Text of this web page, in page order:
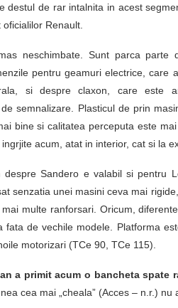
destul de rar intalnita in acest
Renault.
neschimbate. Sunt parca parte
pentru geamuri electrice, care
si despre claxon, care este
semnalizare. Plasticul de prin
bine si calitatea perceputa este
acum, atat in interior, cat si la
Sandero e valabil si pentru
senzatia unei masini ceva mai
multe ranforsari. Oricum,
fata de vechile modele. Platforma
motorizari (TCe 90, TCe 115).
a primit acum o bancheta spate
cea mai „cheala” (Acces – n.r.) nu